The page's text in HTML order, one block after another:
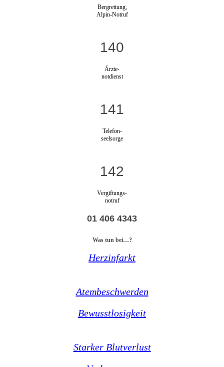
Bergrettung,
Alpin-Notruf
140
Ärzte-
notdienst
141
Telefon-
seelsorge
142
Vergiftungs-
notruf
01 406 4343
Was tun bei…?
Herzinfarkt
Atembeschwerden
Bewusstlosigkeit
Starker Blutverlust